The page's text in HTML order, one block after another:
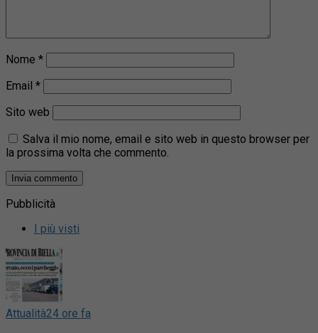
Nome *
Email *
Sito web
Salva il mio nome, email e sito web in questo browser per
la prossima volta che commento.
Pubblicità
I più visti
Attualità24 ore fa